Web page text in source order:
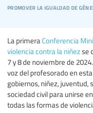
promover la igualdad de
La primera Conferencia
violencia contra la niñezse
7 y 8 de noviembre de
voz del profesorado en
gobiernos, niñez, juventud,
sociedad civil para unirse
todas las formas de